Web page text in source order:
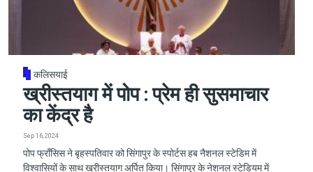
कलिसयाई
ख्रीस्तयाग में पोप : प्रेम ही सुसमाचार
का केंद्र है
Sep 16, 2024
पोप फ्राँसिस ने बृहस्पतिवार को सिंगापुर के स्पोर्टस हब नैशनल स्टेडिम में
विश्वासियों के साथ ख्रीस्तयाग अर्पित किया। सिंगापुर के नेशनल स्टेडियम में